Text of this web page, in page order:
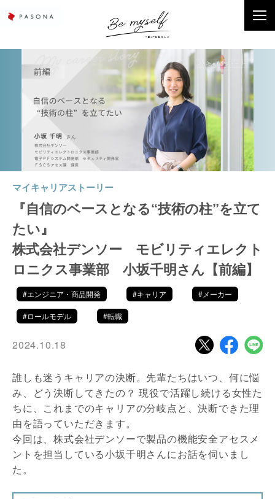
マイキャリアストーリー
『自信のベースとなる“技術の柱”を立て
たい』
株式会社デンソー モビリティエレクト
ロニクス事業部 小坂千明さん【前編】
#エンジニア・商品開発 #キャリア #メーカー
#ロールモデル #転職
2024.10.18
誰しも迷うキャリアの決断。先輩たちはいつ、何に悩
み、どう決断してきたの？ 現役で活躍し続ける女性た
ちに、これまでのキャリアの分岐点と、決断できた理
由を語っていただきます。
今回は、株式会社デンソーで製品の機能安全アセスメ
ントを担当している小坂千明さんにお話を伺いまし
た。